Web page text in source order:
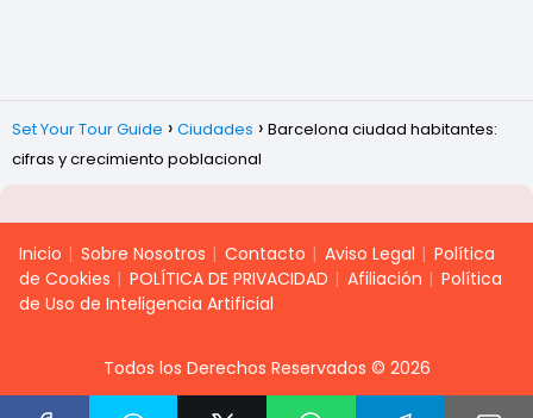
Set Your Tour Guide Ciudades
Barcelona ciudad habitantes:
cifras y crecimiento poblacional
Inicio Sobre Nosotros Contacto Aviso Legal
Política
de Cookies
POLÍTICA DE PRIVACIDAD Afiliación
Política
de Uso de Inteligencia Artificial
Todos los Derechos Reservados © 2026